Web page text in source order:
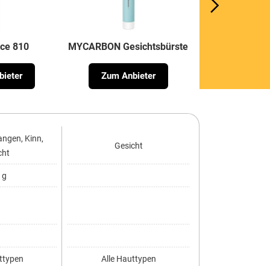
810 MYCARBON Gesichtsbürste
Zum Anbieter
Kinn,
Gesicht
Alle Hauttypen